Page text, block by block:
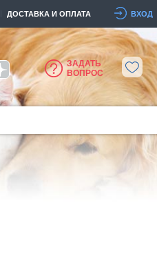
ДОСТАВКА И ОПЛАТА ВХОД
ЗАДАТЬ
ВОПРОС